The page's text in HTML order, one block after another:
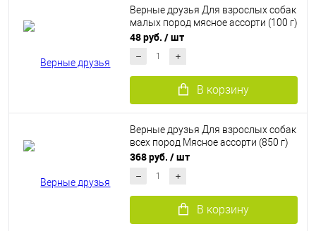
Верные друзья Для взрослых собак
малых пород мясное ассорти (100 г)
48 руб. / шт
В корзину
Верные друзья Для взрослых собак
всех пород Мясное ассорти (850 г)
368 руб. / шт
В корзину